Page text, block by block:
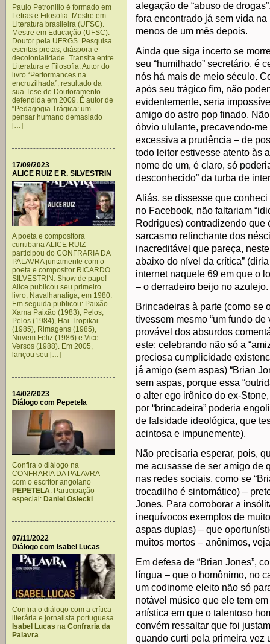
Paulo Petronilio é formado em
Letras e Filosofia. Mestre em
Literatura brasileira (UFSC).
Mestre em Educação (UFSC).
Doutor pela UFRGS. Pesquisa
escritas pretas, diáspora e
decolonialidade. Transita entre
Literatura e Filosofia. Autor do
livro “Performances na
encruzilhada”, resultado da
sua Tese de Doutoramento
defendida em 2009. É autor de
“Pedagogia Trágica: um
pensar humano demasiado
[…]
17/09/2023
ALICE RUIZ E R. SILVESTRIN
A poeta e compositora
curitibana ALICE RUIZ
participou do CONFRARIA DA
PALAVRA juntamente com o
poeta e compositor RICARDO
SILVESTRIN. Show de papo!
Alice publicou seu primeiro
livro, Navalhanaliga, em 1980.
Em seguida publicou: Paixão
Xama Paixão (1983), Pelos,
Pelos (1984), Hai-Tropikai
(1985), Rimagens (1985),
Nuvem Feliz (1986) e Vice-
Versos (1988). Em 2005,
lançou seu […]
14/02/2023
Diálogo com Pepetela
Confira o diálogo na
CONFRARIA DA PALAVRA
com o escritor angolano
PEPETELA. Participação
especial: Daniel Osiecki.
07/11/2022
Diálogo com Isabel Lucas
Confira o diálogo com a crítica
literária e jornalista portuguesa
Isabel Lucas na Confraria da
Palavra.
alegação de “abuso de
fora encontrado já sem vida
menos de um mês depois.
Ainda que siga incerto se
seu “humilhado” secretário, é
nós há mais de meio século.
após seu trágico fim, não
evidentemente, seria
amigo do astro pop finado.
óbvio ululante, precavendo-
excessiva a prudência – de
todo leitor estivesse atento às
nome de um, é claro, só
desconhecido” da turba de
Aliás, se dissesse que
no Facebook, não faltariam
Rodrigues) contradizendo que
sarcasmo relinchante dos
inacreditável que pareça,
abaixo do nível da crítica”
internet naquele 69 em que o
– o derradeiro beijo no azulejo.
Brincadeiras à parte (como se
tivessem mesmo “um fundo
provável dos absurdos
este: celebrando não só a
preciosa cumplicidade
já amigo (sem aspas) “Brian
sem aspas, porque essa
o alter ego irônico do ex-
por “brincadeira” poderia
de falsidade ideológica, que
acintosa e impunemente).
Não precisaria esperar, pois,
me acusasse de ser amigo de
nas redes sociais, como se
trocadilho é sintomático) –
Jones. Para corroborar a
inequívocos exemplos de
aspas duplas) – que
muitos mortos – anônimos,
Em defesa de “Brian Jones”,
língua – que o homônimo, no
um codinome eleito não só
notável músico que ele tem
artística em que o talentoso
convém ressaltar que foi
quando curti pela primeira vez